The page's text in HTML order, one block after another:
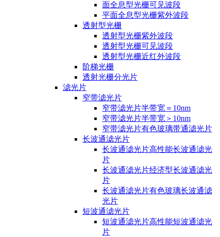
面全息型光栅可见波段
平面全息型光栅紫外波段
透射型光栅
透射型光栅紫外波段
透射型光栅可见波段
透射型光栅近红外波段
阶梯光栅
透射光栅分光片
滤光片
窄带滤光片
窄带滤光片半带宽＝10nm
窄带滤光片半带宽＞10nm
窄带滤光片有色玻璃带通滤光片
长波通滤光片
长波通滤光片高性能长波通滤光
片
长波通滤光片经济型长波通滤光
片
长波通滤光片有色玻璃长波通滤
光片
短波通滤光片
短波通滤光片高性能短波通滤光
片